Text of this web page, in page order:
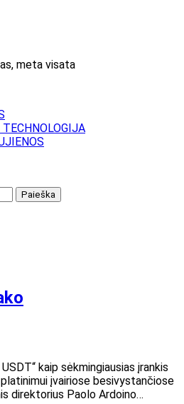
meta visata
kaip sėkmingiausias įrankis
įvairiose besivystančiose
direktorius Paolo Ardoino…